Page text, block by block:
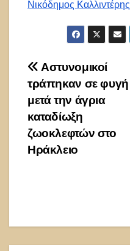
Νικόδημος
Πλοήγηση
άρθρων
Αστυνομικοί
τράπηκαν σε φυγή
μετά την άγρια
καταδίωξη
ζωοκλεφτών στο
Ηράκλειο